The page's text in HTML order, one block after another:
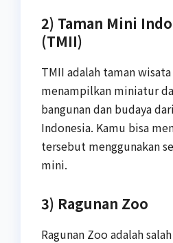
2) Taman Mini
(TMII)
TMII adalah taman
menampilkan miniatur
bangunan dan budaya
Indonesia. Kamu bisa
tersebut menggunakan
mini.
3) Ragunan Zoo
Ragunan Zoo adalah